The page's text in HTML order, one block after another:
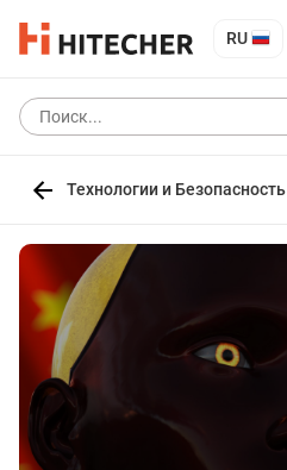
RU
Технологии и Безопасность